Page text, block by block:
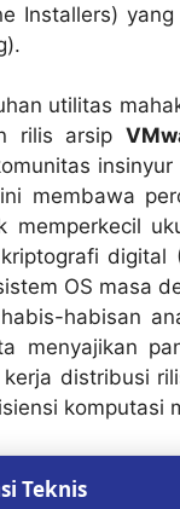
Installers)
utilitas
rilis arsip
insinyur
membawa
memperkecil
digital
OS masa
habisan
menyajikan
distribusi
komputasi
Teknis